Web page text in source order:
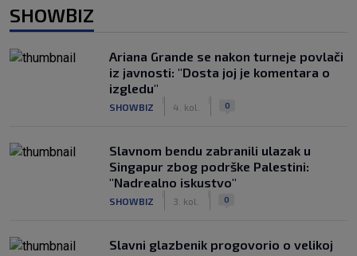
SHOWBIZ
Ariana Grande se nakon turneje povlači
iz javnosti: "Dosta joj je komentara o
izgledu"
SHOWBIZ 4. kol. 0
Slavnom bendu zabranili ulazak u
Singapur zbog podrške Palestini:
"Nadrealno iskustvo"
SHOWBIZ 3. kol. 0
Slavni glazbenik progovorio o velikoj